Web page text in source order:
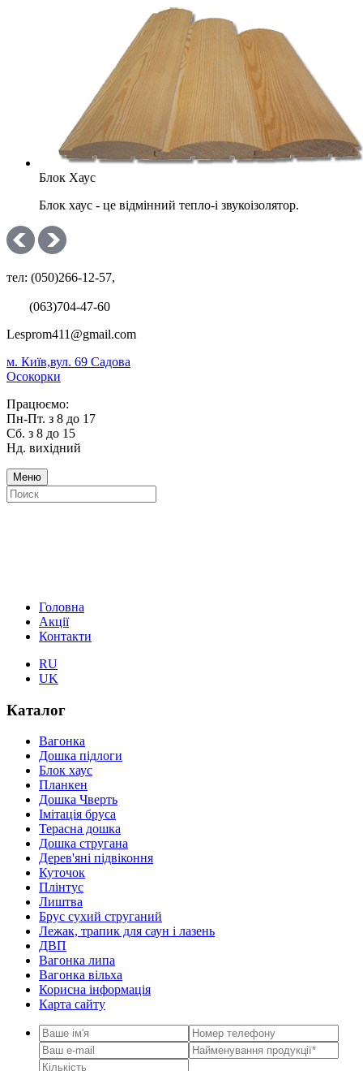
Блок Хаус
Блок хаус - це відмінний тепло-і звукоізолятор.
тел: (050)266-12-57,
(063)704-47-60
Lesprom411@gmail.com
м. Київ,вул. 69 Садова
Осокорки
Працюємо:
Пн-Пт. з 8 до 17
Сб. з 8 до 15
Нд. вихідний
Меню
Головна
Акції
Контакти
RU
UK
Каталог
Вагонка
Дошка підлоги
Блок хаус
Планкен
Дошка Чверть
Iмітація бруса
Терасна дошка
Дошка стругана
Дерев'яні підвіконня
Куточок
Плінтус
Лиштва
Брус сухий струганий
Лежак, трапик для саун і лазень
ДВП
Вагонка липа
Вагонка вільха
Корисна інформація
Карта сайту